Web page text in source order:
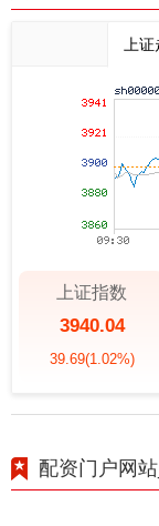
上
上证指数
3940.04
39.69(1.02%)
配资门户网